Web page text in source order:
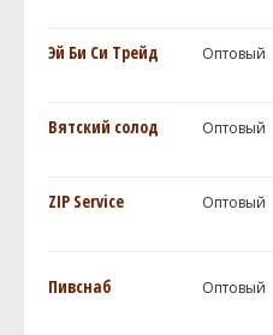
Эй Би Си Трейд Оптовый
Вятский солод Оптовый
ZIP Service Оптовый
Пивснаб Оптовый